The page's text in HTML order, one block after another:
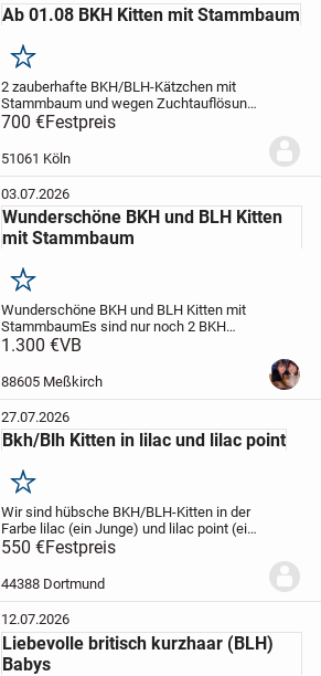
Ab 01.08 BKH Kitten mit Stammbaum
Merken
2 zauberhafte BKH/BLH-Kätzchen mit
Stammbaum und wegen Zuchtauflösung
zum TOP Preis. Unsere wunderschönen
BKH/BLH-Kätzchen in Point suchen
aufgrund einer Zuchtauflösung ab dem
700 €Festpreis
51061 Köln
03.07.2026
Wunderschöne BKH und BLH Kitten
mit Stammbaum
Merken
Wunderschöne BKH und BLH Kitten mit
StammbaumEs sind nur noch 2 BKH
Kitten frei, geboren am 25.03.2026
(Liebhaberpreis) in Farben lilac golden
1.300 €VB
88605 Meßkirch
27.07.2026
Bkh/Blh Kitten in lilac und lilac point
Merken
Wir sind hübsche BKH/BLH-Kitten in der
Farbe lilac (ein Junge) und lilac point (ein
Mädchen und ein Junge -langhaar) und
suchen ein neues kuscheliges
Zuhause.Wir sind am 17.05.2026
550 €Festpreis
44388 Dortmund
12.07.2026
Liebevolle britisch kurzhaar (BLH)
Babys